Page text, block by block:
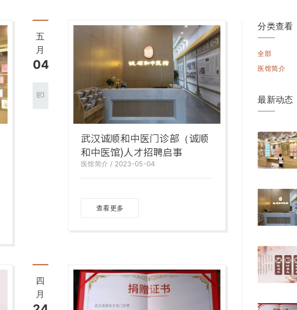
五
月
04
武汉诚顺和中医门诊部（诚顺
和中医馆)人才招聘启事
医馆简介 / 2023-05-04
查看更多
四
月
分类查看
全部
医馆简介
最新动态